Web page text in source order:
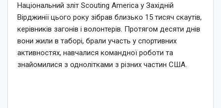
Національний зліт Scouting America у Західній
Вірджинії цього року зібрав близько 15 тисяч скаутів,
керівників загонів і волонтерів. Протягом десяти днів
вони жили в таборі, брали участь у спортивних
активностях, навчалися командної роботи та
знайомилися з однолітками з різних частин США.